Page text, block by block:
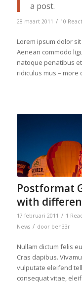
a post.
28 maart 2011 / 10
Lorem ipsum dolor
Aenean commodo
natoque penatibus
ridiculus mus – more
Postformat
with
17 februari 2011 / 1
News / door beh33r
Nullam dictum felis
Cras dapibus.
vulputate eleifend
consequat vitae,